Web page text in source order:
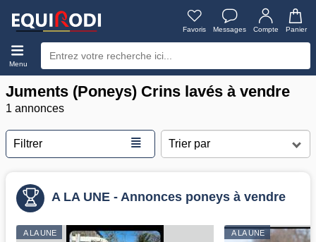
Favoris Messages Compte Panier
Menu
Juments (Poneys) Crins lavés à vendre
1 annonces
Filtrer ≣
A LA UNE - Annonces poneys à vendre
A LA UNE A LA UNE